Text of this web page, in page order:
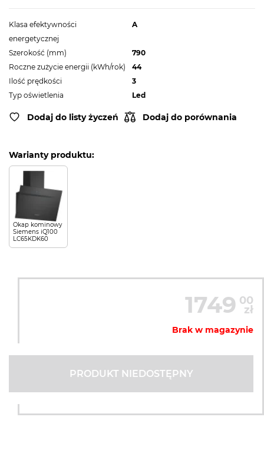
Klasa efektywności
energetycznej
A
Szerokość (mm)
790
Roczne zużycie energii (kWh/rok)
44
Ilość prędkości
3
Typ oświetlenia
Led
Dodaj do listy życzeń Dodaj do porównania
Warianty produktu:
Okap kominowy
Siemens iQ100
LC65KDK60
1749 00
zł
Brak w magazynie
PRODUKT NIEDOSTĘPNY